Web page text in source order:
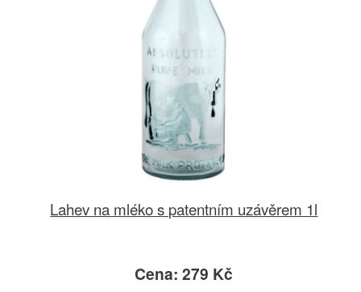
Lahev na mléko s patentním uzávěrem 1l
Cena: 279 Kč